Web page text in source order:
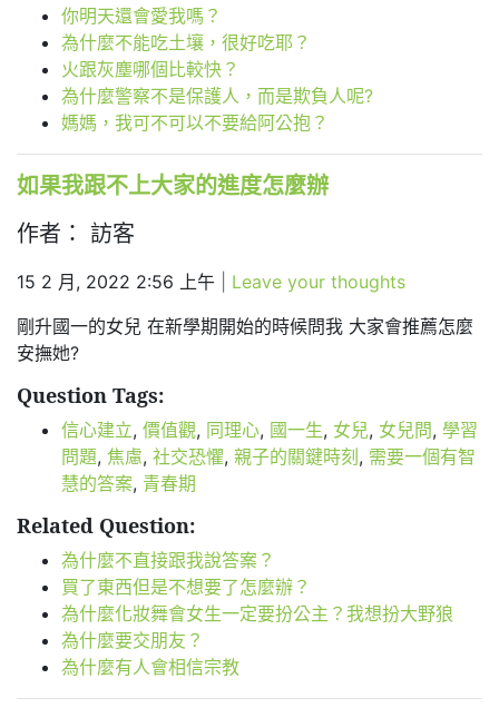
你明天還會愛我嗎？
為什麼不能吃土壤，很好吃耶？
火跟灰塵哪個比較快？
為什麼警察不是保護人，而是欺負人呢?
媽媽，我可不可以不要給阿公抱？
如果我跟不上大家的進度怎麼辦
作者： 訪客
15 2 月, 2022 2:56 上午
Leave your thoughts
剛升國一的女兒 在新學期開始的時候問我 大家會推薦怎麼
安撫她?
Question Tags:
信心建立, 價值觀, 同理心, 國一生, 女兒, 女兒問, 學習
問題, 焦慮, 社交恐懼, 親子的關鍵時刻 , 需要一個有智
慧的答案, 青春期
Related Question:
為什麼不直接跟我說答案？
買了東西但是不想要了怎麼辦？
為什麼化妝舞會女生一定要扮公主？我想扮大野狼
為什麼要交朋友？
為什麼有人會相信宗教